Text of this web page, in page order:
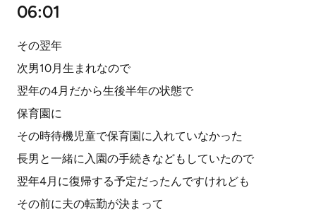
06:01
その翌年
次男10月生まれなので
翌年の4月だから生後半年の状態で
保育園に
その時待機児童で保育園に入れていなかった
長男と一緒に入園の手続きなどもしていたので
翌年4月に復帰する予定だったんですけれども
その前に夫の転勤が決まって